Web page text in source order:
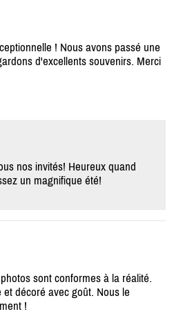
! Nous avons passé une
d'excellents souvenirs. Merci
nos invités! Heureux quand
un magnifique été!
sont conformes à la réalité.
décoré avec goût. Nous le
!